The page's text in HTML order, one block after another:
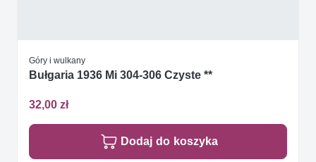
Góry i wulkany
Bułgaria 1936 Mi 304-306 Czyste **
32,00 zł
Dodaj do koszyka